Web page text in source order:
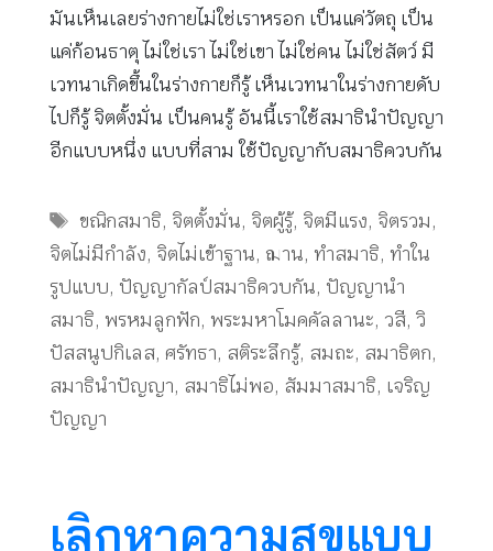
มันเห็นเลยร่างกายไม่ใช่เราหรอก เป็นแค่วัตถุ เป็น
แค่ก้อนธาตุ ไม่ใช่เรา ไม่ใช่เขา ไม่ใช่คน ไม่ใช่สัตว์ มี
เวทนาเกิดขึ้นในร่างกายก็รู้ เห็นเวทนาในร่างกายดับ
ไปก็รู้ จิตตั้งมั่น เป็นคนรู้ อันนี้เราใช้สมาธินำปัญญา
อีกแบบหนึ่ง แบบที่สาม ใช้ปัญญากับสมาธิควบกัน
Tags
ขณิกสมาธิ, จิตตั้งมั่น, จิตผู้รู้, จิตมีแรง, จิตรวม,
จิตไม่มีกำลัง, จิตไม่เข้าฐาน, ฌาน, ทำสมาธิ, ทำใน
รูปแบบ, ปัญญากัลป์สมาธิควบกัน, ปัญญานำ
สมาธิ, พรหมลูกฟัก, พระมหาโมคคัลลานะ, วสี, วิ
ปัสสนูปกิเลส, ศรัทธา, สติระลึกรู้, สมถะ, สมาธิตก,
สมาธินำปัญญา, สมาธิไม่พอ, สัมมาสมาธิ, เจริญ
ปัญญา
เลิกหาความสุขแบบ